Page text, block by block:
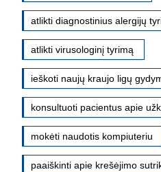
atlikti diagnostinius alergijų
atlikti virusologinį tyrimą
ieškoti naujų kraujo ligų
konsultuoti pacientus apie
mokėti naudotis kompiuteriu
paaiškinti apie krešėjimo